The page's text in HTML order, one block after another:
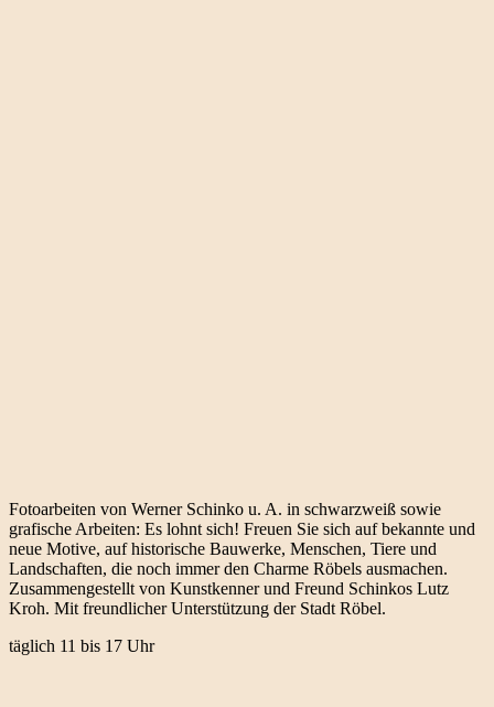
Fotoarbeiten von Werner Schinko u. A. in schwarzweiß sowie
grafische Arbeiten: Es lohnt sich! Freuen Sie sich auf bekannte und
neue Motive, auf historische Bauwerke, Menschen, Tiere und
Landschaften, die noch immer den Charme Röbels ausmachen.
Zusammengestellt von Kunstkenner und Freund Schinkos Lutz
Kroh. Mit freundlicher Unterstützung der Stadt Röbel.
täglich 11 bis 17 Uhr